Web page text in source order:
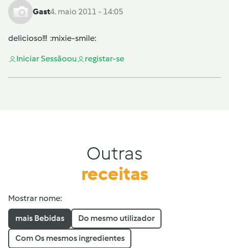
Gast4. maio 2011 - 14:05
delicioso!!! :mixie-smile:
Iniciar Sessãoou registar-se
Outras
receitas
Mostrar nome:
mais Bebidas Do mesmo utilizador
Com Os mesmos ingredientes